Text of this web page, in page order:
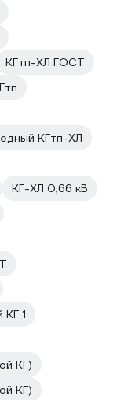
КГтп-ХЛ ГОСТ
КГтп-ХЛ
КГ-ХЛ 0,66 кВ
1
КГ)
КГ)